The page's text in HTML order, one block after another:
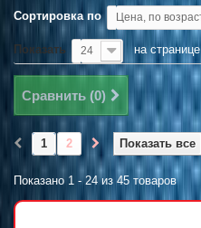
Сортировка по
Показать 24 на странице
Сравнить (0)
Показать все
1 2
Показано 1 - 24 из 45 товаров